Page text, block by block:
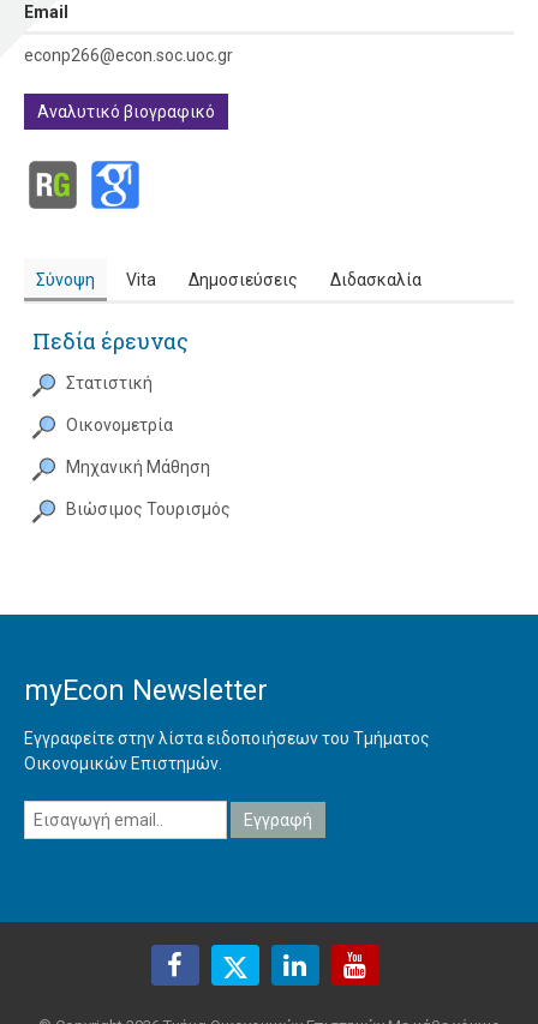
Εmail
econp266@econ.soc.uoc.gr
Αναλυτικό βιογραφικό
Σύνοψη Vita Δημοσιεύσεις Διδασκαλία
Πεδία έρευνας
Στατιστική
Οικονομετρία
Μηχανική Μάθηση
Βιώσιμος Τουρισμός
myEcon Newsletter
Εγγραφείτε στην λίστα ειδοποιήσεων του Τμήματος
Οικονομικών Επιστημών.